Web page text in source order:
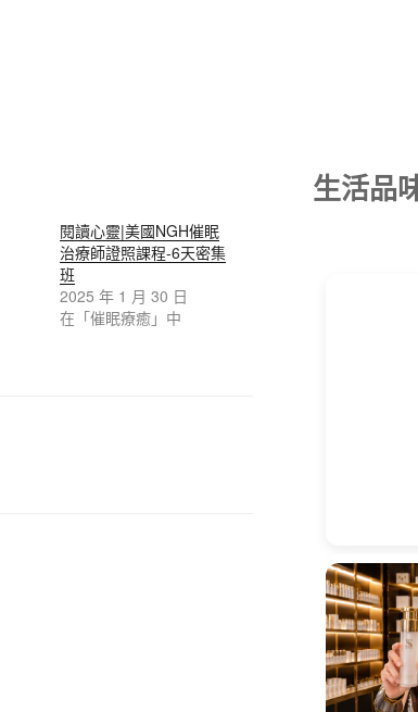
閱讀心靈|美國NGH催眠
治療師證照課程-6天密集
班
2025 年 1 月 30 日
在「催眠療癒」中
生活品